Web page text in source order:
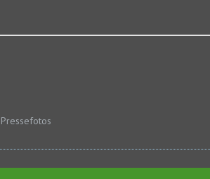
Pressefotos